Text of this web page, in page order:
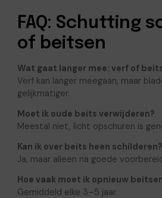
FAQ: Schutting
of beitsen
Wat gaat langer mee: verf of
Verf kan langer meegaan, maar
gelijkmatiger.
Moet ik oude beits verwijderen?
Meestal niet, licht opschuren is
Kan ik over beits heen schilderen?
Ja, maar alleen na goede
Hoe vaak moet ik opnieuw
Gemiddeld elke 3–5 jaar.